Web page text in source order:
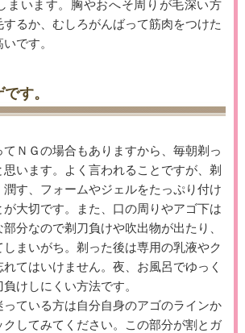
まいます。胸やおへそ周りが毛深い方
るか、むしろがんばって筋肉をつけた
です。
す。
てＮＧの場合もありますから、毎朝剃っ
います。よく言われることですが、剃
潤す、フォームやジェルをたっぷり付け
大切です。また、口の周りやアゴ下は
分なので剃刀負けや吹出物が出たり、
まいがち。剃った後は専用の乳液やク
れてはいけません。夜、お風呂でゆっく
けしにくい方法です。
っている方は自分自身のアゴのラインか
クしてみてください。この部分が割とガ